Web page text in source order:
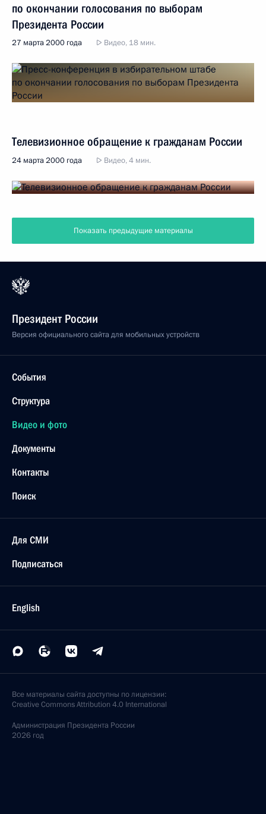
по окончании голосования по выборам
Президента России
27 марта 2000 года Видео, 18 мин.
Телевизионное обращение к гражданам России
24 марта 2000 года Видео, 4 мин.
Показать предыдущие материалы
Президент России
Версия официального сайта для мобильных устройств
События
Структура
Видео и фото
Документы
Контакты
Поиск
Для СМИ
Подписаться
English
Все материалы сайта доступны по лицензии:
Creative Commons Attribution 4.0 International
Администрация Президента России
2026 год